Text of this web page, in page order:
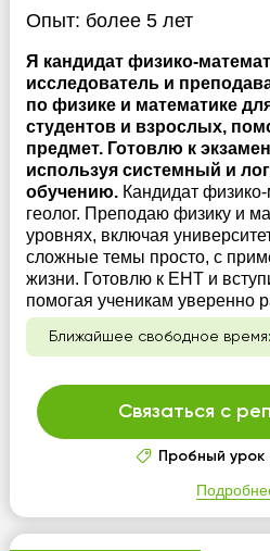
Опыт: более 5 лет
Я кандидат физико-
исследователь и
по физике и математике
студентов и взрослых,
предмет. Готовлю к
используя системный и
обучению. Кандидат
геолог. Преподаю физику и
уровнях, включая
сложные темы просто, с
жизни. Готовлю к ЕНТ и
помогая ученикам уверенно
Ближайшее свободное время:
Связаться с
Пробный урок